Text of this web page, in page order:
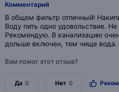
Комментарий
В общем фильтр отличный!
Воду пить одно удовольствие.
Рекомендую. В канализацию
дольше включен, тем чище вода.
Вам помог этот отзыв?
Да 0 Нет 0